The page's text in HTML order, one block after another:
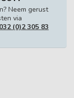
Neem gerust
via
(0)2 305 83